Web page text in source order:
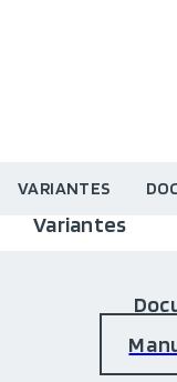
VARIANTES
Variantes